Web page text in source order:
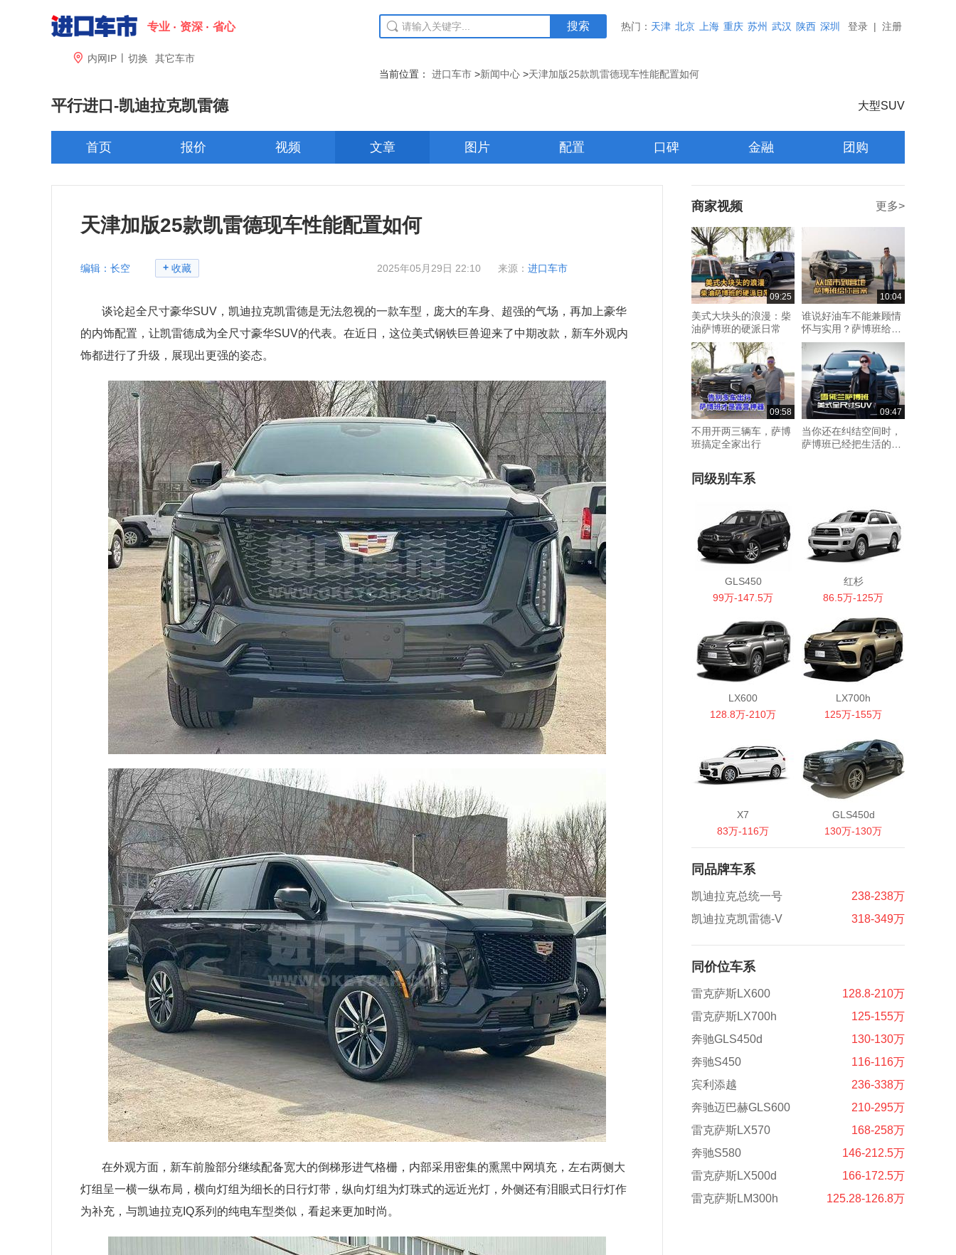
专业 资深 省心
 内网IP | 切换 其它车市
搜索 热门： 天津 北京 上海 重庆 苏州 武汉 陕西 深圳 登录 | 注册
当前位置： 进口车市 >新闻中心 >天津加版25款凯雷德现车性能配置如何
平行进口-凯迪拉克凯雷德 大型SUV
首页 报价 视频 文章 图片 配置 口碑 金融 团购
天津加版25款凯雷德现车性能配置如何
编辑：长空 + 收藏 2025年05月29日 22:10 来源： 进口车市
谈论起全尺寸豪华SUV，凯迪拉克凯雷德是无法忽视的一款车型，庞大的车身、超强的气场，再加上豪华
的内饰配置，让凯雷德成为全尺寸豪华SUV的代表。在近日，这位美式钢铁巨兽迎来了中期改款，新车外观内
饰都进行了升级，展现出更强的姿态。
在外观方面，新车前脸部分继续配备宽大的倒梯形进气格栅，内部采用密集的熏黑中网填充，左右两侧大
灯组呈一横一纵布局，横向灯组为细长的日行灯带，纵向灯组为灯珠式的远近光灯，外侧还有泪眼式日行灯作
为补充，与凯迪拉克IQ系列的纯电车型类似，看起来更加时尚。
商家视频 更多>
09:25
美式大块头的浪漫：柴
油萨博班的硬派日常
10:04
谁说好油车不能兼顾情
怀与实用？萨博班给你
答案
09:58
不用开两三辆车，萨博
班搞定全家出行
09:47
当你还在纠结空间时，
萨博班已经把生活的格
同级别车系
GLS450
99万-147.5万
红杉
86.5万-125万
LX600
128.8万-210万
LX700h
125万-155万
X7
83万-116万
GLS450d
130万-130万
同品牌车系
凯迪拉克总统一号
238-238万
凯迪拉克凯雷德-V
318-349万
同价位车系
雷克萨斯LX600
128.8-210万
雷克萨斯LX700h
125-155万
奔驰GLS450d
130-130万
奔驰S450
116-116万
宾利添越
236-338万
奔驰迈巴赫GLS600
210-295万
雷克萨斯LX570
168-258万
奔驰S580
146-212.5万
雷克萨斯LX500d
166-172.5万
雷克萨斯LM300h
125.28-126.8万